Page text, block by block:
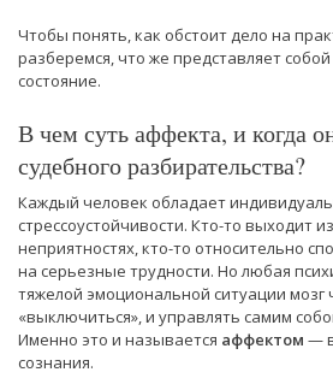
Чтобы понять, как обстоит дело на
разберемся, что же представляет
состояние.
В чем суть аффекта, и когда
судебного разбирательства?
Каждый человек обладает
стрессоустойчивости. Кто-то выходит
неприятностях, кто-то относительно
на серьезные трудности. Но любая
тяжелой эмоциональной ситуации мозг
«выключиться», и управлять самим
Именно это и называется аффектом —
сознания.